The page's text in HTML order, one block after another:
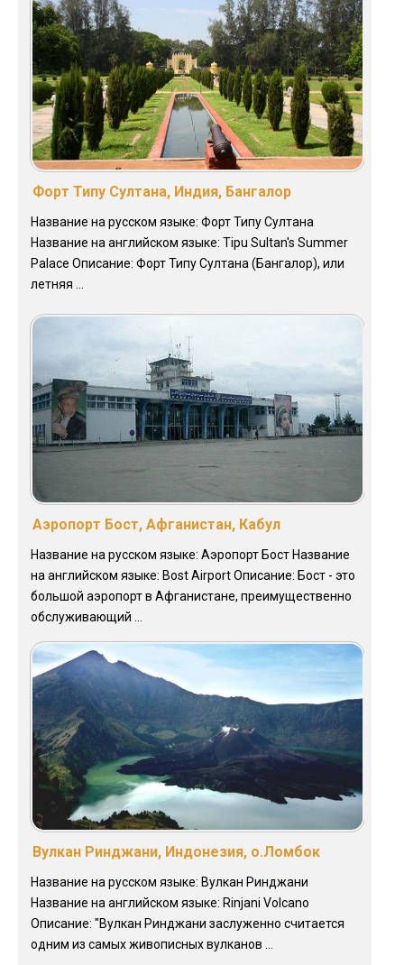
Форт Типу Султана, Индия, Бангалор
Название на русском языке: Форт Типу Султана
Название на английском языке: Tipu Sultan's Summer
Palace Описание: Форт Типу Султана (Бангалор), или
летняя ...
Аэропорт Бост, Афганистан, Кабул
Название на русском языке: Аэропорт Бост Название
на английском языке: Bost Airport Описание: Бост - это
большой аэропорт в Афганистане, преимущественно
обслуживающий ...
Вулкан Ринджани, Индонезия, о.Ломбок
Название на русском языке: Вулкан Ринджани
Название на английском языке: Rinjani Volcano
Описание: "Вулкан Ринджани заслуженно считается
одним из самых живописных вулканов ...